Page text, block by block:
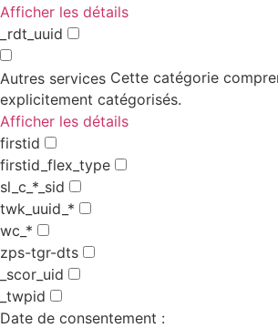
Afficher les détails
_rdt_uuid
Autres services Cette catégorie
explicitement catégorisés.
Afficher les détails
firstid
firstid_flex_type
sl_c_*_sid
twk_uuid_*
wc_*
zps-tgr-dts
_scor_uid
_twpid
Date de consentement :